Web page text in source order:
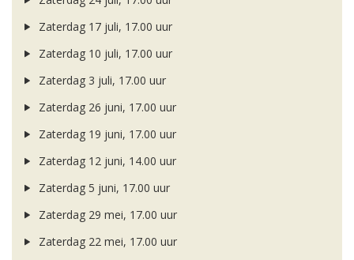
Zaterdag 17 juli, 17.00 uur
Zaterdag 10 juli, 17.00 uur
Zaterdag 3 juli, 17.00 uur
Zaterdag 26 juni, 17.00 uur
Zaterdag 19 juni, 17.00 uur
Zaterdag 12 juni, 14.00 uur
Zaterdag 5 juni, 17.00 uur
Zaterdag 29 mei, 17.00 uur
Zaterdag 22 mei, 17.00 uur